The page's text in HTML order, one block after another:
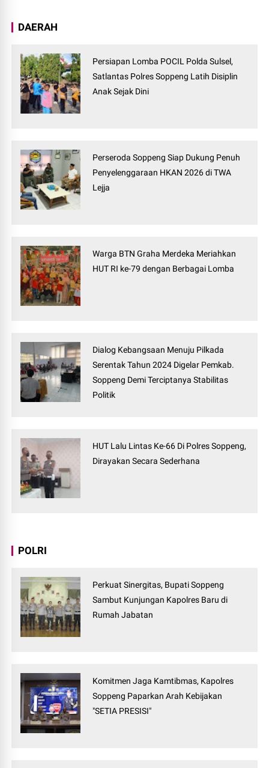
DAERAH
Persiapan Lomba POCIL Polda Sulsel,
Satlantas Polres Soppeng Latih Disiplin
Anak Sejak Dini
Perseroda Soppeng Siap Dukung Penuh
Penyelenggaraan HKAN 2026 di TWA
Lejja
Warga BTN Graha Merdeka Meriahkan
HUT RI ke-79 dengan Berbagai Lomba
Dialog Kebangsaan Menuju Pilkada
Serentak Tahun 2024 Digelar Pemkab.
Soppeng Demi Terciptanya Stabilitas
Politik
HUT Lalu Lintas Ke-66 Di Polres Soppeng,
Dirayakan Secara Sederhana
POLRI
Perkuat Sinergitas, Bupati Soppeng
Sambut Kunjungan Kapolres Baru di
Rumah Jabatan
Komitmen Jaga Kamtibmas, Kapolres
Soppeng Paparkan Arah Kebijakan
"SETIA PRESISI"